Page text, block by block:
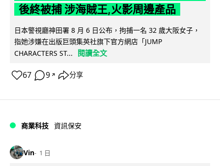
後終被捕 涉海賊王,火影周邊產品
日本警視廳神田署 8 月 6 日公布，拘捕一名 32 歲大阪女子，
指她涉嫌在出版巨頭集英社旗下官方網店「JUMP
CHARACTERS ST...
閱讀全文
67 9 ↗ 分享
商業科技 資訊保安
Vin 1 日